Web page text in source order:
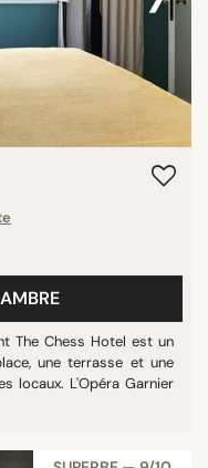
The Chess Hotel est un
une terrasse et une
locaux. L'Opéra Garnier